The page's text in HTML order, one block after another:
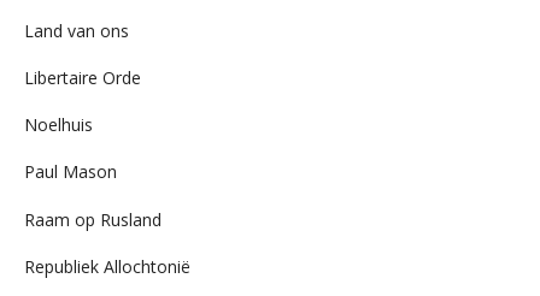
Land van ons
Libertaire Orde
Noelhuis
Paul Mason
Raam op Rusland
Republiek Allochtonië